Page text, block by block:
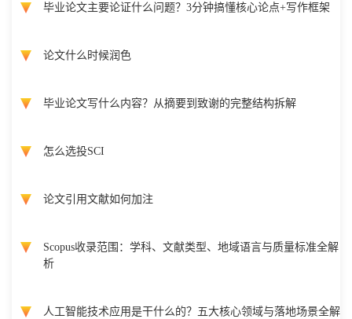
毕业论文主要论证什么问题？3分钟搞懂核心论点+写作框架
论文什么时候润色
毕业论文写什么内容？从摘要到致谢的完整结构拆解
怎么选投SCI
论文引用文献如何加注
Scopus收录范围：学科、文献类型、地域语言与质量标准全解
析
人工智能技术应用是干什么的？五大核心领域与落地场景全解